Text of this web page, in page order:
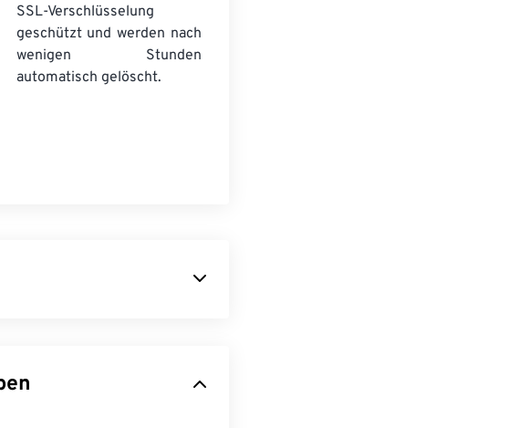
SSL-Verschlüsselung
geschützt und werden nach
wenigen Stunden
automatisch gelöscht.
am häufigsten zum
einem Dokument- als zu